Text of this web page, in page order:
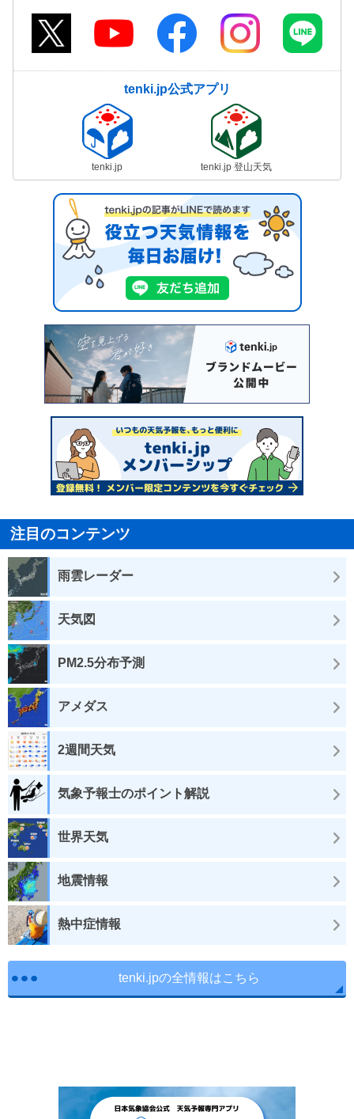
tenki.jp公式アプリ
tenki.jp tenki.jp 登山天気
注目のコンテンツ
雨雲レーダー
天気図
PM2.5分布予測
アメダス
2週間天気
気象予報士のポイント解説
世界天気
地震情報
熱中症情報
tenki.jpの全情報はこちら